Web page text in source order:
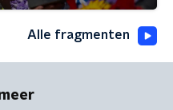
Alle fragmenten